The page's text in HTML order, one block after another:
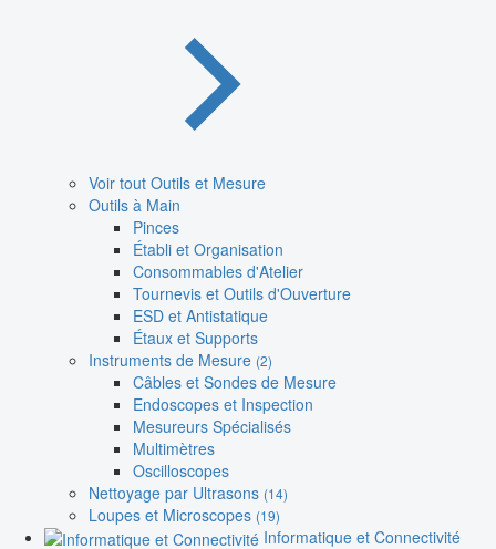
Voir tout Outils et Mesure
Outils à Main
Pinces
Établi et Organisation
Consommables d'Atelier
Tournevis et Outils d'Ouverture
ESD et Antistatique
Étaux et Supports
Instruments de Mesure (2)
Câbles et Sondes de Mesure
Endoscopes et Inspection
Mesureurs Spécialisés
Multimètres
Oscilloscopes
Nettoyage par Ultrasons (14)
Loupes et Microscopes (19)
Informatique et Connectivité